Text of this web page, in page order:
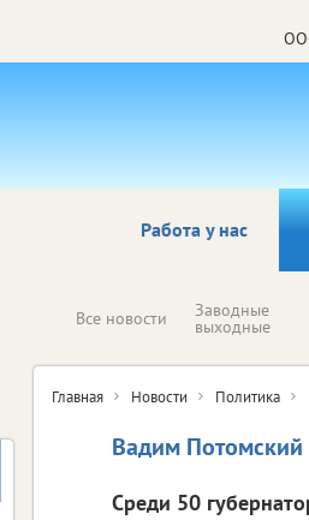
Работа у нас
Все новости Заводные
выходные
Главная Новости Политика
Вадим Потомский
Среди 50